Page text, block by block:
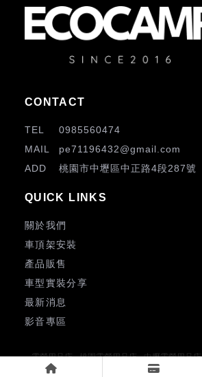
0985560474
pe71196432@gmail.com
桃園市中壢區中正路4段287號
關於我們
車頂架安裝
產品販售
車型實裝分享
最新消息
影音專區
露營用品店 桃園露營用品店 中壢露營用品店
桃園露營用品專賣店
中壢露營用品專賣店